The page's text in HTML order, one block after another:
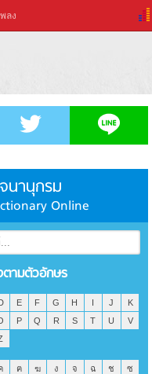
พลง
นานุกรม
Online
ตามตัวอักษร
E F G H I J
K
P Q R S T U
V
ฅ ฆ ง จ ฉ ช
ซ